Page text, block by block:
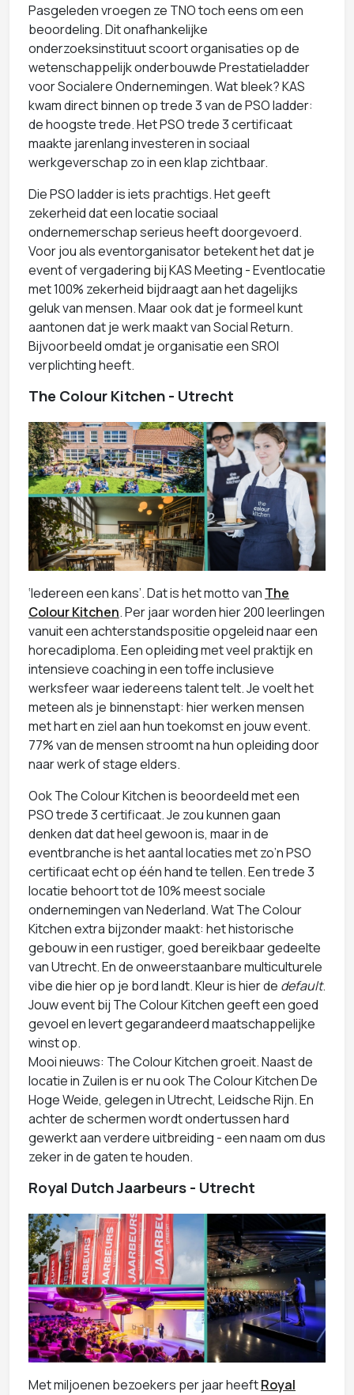
Pasgeleden vroegen ze TNO toch eens om een
beoordeling. Dit onafhankelijke
onderzoeksinstituut scoort organisaties op de
wetenschappelijk onderbouwde Prestatieladder
voor Socialere Ondernemingen. Wat bleek? KAS
kwam direct binnen op trede 3 van de PSO ladder:
de hoogste trede. Het PSO trede 3 certificaat
maakte jarenlang investeren in sociaal
werkgeverschap zo in een klap zichtbaar.
Die PSO ladder is iets prachtigs. Het geeft
zekerheid dat een locatie sociaal
ondernemerschap serieus heeft doorgevoerd.
Voor jou als eventorganisator betekent het dat je
event of vergadering bij KAS Meeting - Eventlocatie
met 100% zekerheid bijdraagt aan het dagelijks
geluk van mensen. Maar ook dat je formeel kunt
aantonen dat je werk maakt van Social Return.
Bijvoorbeeld omdat je organisatie een SROI
verplichting heeft.
The Colour Kitchen - Utrecht
‘Iedereen een kans’. Dat is het motto van The
Colour Kitchen. Per jaar worden hier 200 leerlingen
vanuit een achterstandspositie opgeleid naar een
horecadiploma. Een opleiding met veel praktijk en
intensieve coaching in een toffe inclusieve
werksfeer waar iedereens talent telt. Je voelt het
meteen als je binnenstapt: hier werken mensen
met hart en ziel aan hun toekomst en jouw event.
77% van de mensen stroomt na hun opleiding door
naar werk of stage elders.
Ook The Colour Kitchen is beoordeeld met een
PSO trede 3 certificaat. Je zou kunnen gaan
denken dat dat heel gewoon is, maar in de
eventbranche is het aantal locaties met zo’n PSO
certificaat echt op één hand te tellen. Een trede 3
locatie behoort tot de 10% meest sociale
ondernemingen van Nederland. Wat The Colour
Kitchen extra bijzonder maakt: het historische
gebouw in een rustiger, goed bereikbaar gedeelte
van Utrecht. En de onweerstaanbare multiculturele
vibe die hier op je bord landt. Kleur is hier de default.
Jouw event bij The Colour Kitchen geeft een goed
gevoel en levert gegarandeerd maatschappelijke
winst op.
Mooi nieuws: The Colour Kitchen groeit. Naast de
locatie in Zuilen is er nu ook The Colour Kitchen De
Hoge Weide, gelegen in Utrecht, Leidsche Rijn. En
achter de schermen wordt ondertussen hard
gewerkt aan verdere uitbreiding - een naam om dus
zeker in de gaten te houden.
Royal Dutch Jaarbeurs - Utrecht
Met miljoenen bezoekers per jaar heeftRoyal